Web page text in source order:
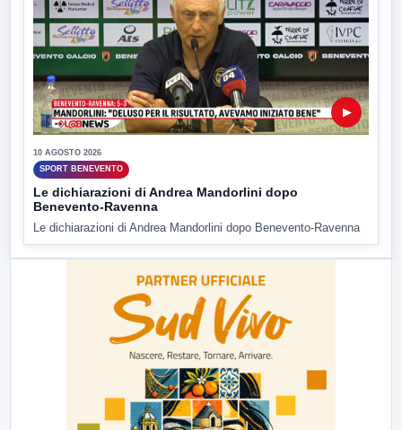
▶
10 AGOSTO 2026
SPORT BENEVENTO
Le dichiarazioni di Andrea Mandorlini dopo
Benevento-Ravenna
Le dichiarazioni di Andrea Mandorlini dopo Benevento-Ravenna